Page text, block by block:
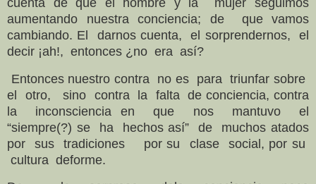
aumentando nuestra conciencia; de que vamos
cambiando. El darnos cuenta, el sorprendernos, el
decir ¡ah!, entonces ¿no era así?
Entonces nuestro contra no es para triunfar sobre
el otro, sino contra la falta de conciencia, contra
la inconsciencia en que nos mantuvo el
“siempre(?) se ha hechos así” de muchos atados
por sus tradiciones por su clase social, por su
cultura deforme.